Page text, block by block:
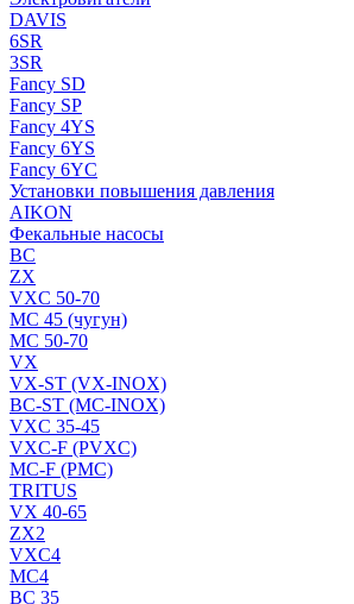
DAVIS
6SR
3SR
Fancy SD
Fancy SP
Fancy 4YS
Fancy 6YS
Fancy 6YC
Установки повышения давления
AIKON
Фекальные насосы
BC
ZX
VXC 50-70
MC 45 (чугун)
MC 50-70
VX
VX-ST (VX-INOX)
BC-ST (MC-INOX)
VXC 35-45
VXC-F (PVXC)
MC-F (PMC)
TRITUS
VX 40-65
ZX2
VXC4
MC4
BC 35